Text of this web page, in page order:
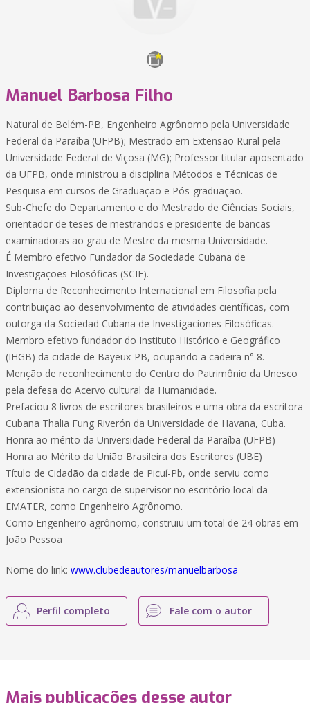
Manuel Barbosa Filho
Natural de Belém-PB, Engenheiro Agrônomo pela Universidade
Federal da Paraíba (UFPB); Mestrado em Extensão Rural pela
Universidade Federal de Viçosa (MG); Professor titular aposentado
da UFPB, onde ministrou a disciplina Métodos e Técnicas de
Pesquisa em cursos de Graduação e Pós-graduação.
Sub-Chefe do Departamento e do Mestrado de Ciências Sociais,
orientador de teses de mestrandos e presidente de bancas
examinadoras ao grau de Mestre da mesma Universidade.
É Membro efetivo Fundador da Sociedade Cubana de
Investigações Filosóficas (SCIF).
Diploma de Reconhecimento Internacional em Filosofia pela
contribuição ao desenvolvimento de atividades científicas, com
outorga da Sociedad Cubana de Investigaciones Filosóficas.
Membro efetivo fundador do Instituto Histórico e Geográfico
(IHGB) da cidade de Bayeux-PB, ocupando a cadeira n° 8.
Menção de reconhecimento do Centro do Patrimônio da Unesco
pela defesa do Acervo cultural da Humanidade.
Prefaciou 8 livros de escritores brasileiros e uma obra da escritora
Cubana Thalia Fung Riverón da Universidade de Havana, Cuba.
Honra ao mérito da Universidade Federal da Paraíba (UFPB)
Honra ao Mérito da União Brasileira dos Escritores (UBE)
Título de Cidadão da cidade de Picuí-Pb, onde serviu como
extensionista no cargo de supervisor no escritório local da
EMATER, como Engenheiro Agrônomo.
Como Engenheiro agrônomo, construiu um total de 24 obras em
João Pessoa
Nome do link: www.clubedeautores/manuelbarbosa
Perfil completo Fale com o autor
Mais publicações desse autor